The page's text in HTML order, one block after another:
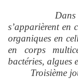
Dans
s’apparièrent en
organiques en
en corps
bactéries, algues
Troisième